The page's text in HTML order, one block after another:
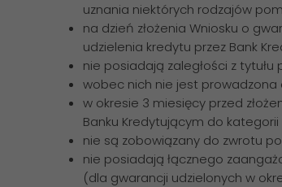
uznania niektórych rodzajów
na dzień złożenia Wniosku o
udzielenia kredytu przez Bank
nie posiadają zaległości z tytułu
wobec nich nie jest prowadzona
w okresie 3 miesięcy przed
Banku Kredytującym do
nie są zobowiązany do zwrotu
nie posiadają łącznego
(dla gwarancji udzielonych w